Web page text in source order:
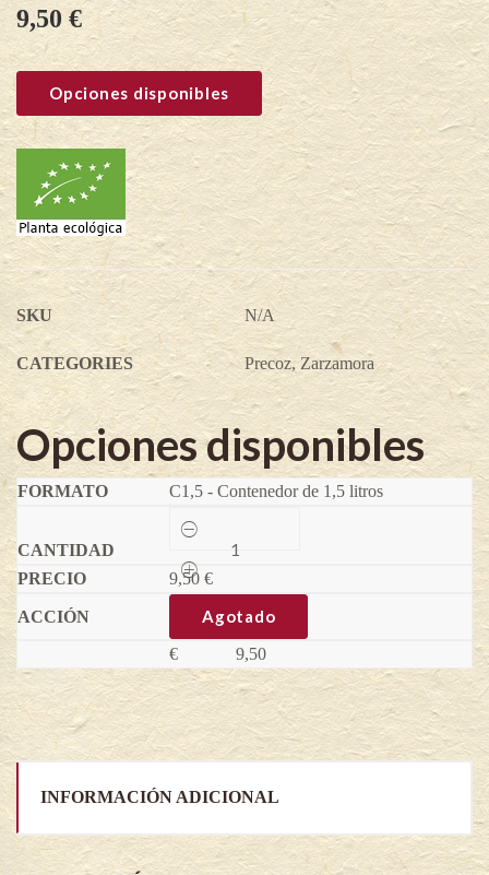
9,50 €
Opciones disponibles
SKU N/A
CATEGORIES Precoz,Zarzamora
Opciones disponibles
C1,5 - Contenedor de 1,5 litros
Zarzamora
espinas
Glorniwa®
-
Rubus
fruticosus
quantity
9,50 €
Agotado
€ 9,50
INFORMACIÓN ADICIONAL